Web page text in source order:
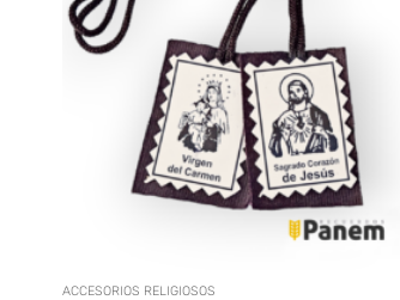
ACCESORIOS RELIGIOSOS